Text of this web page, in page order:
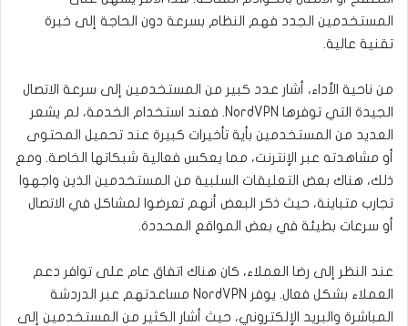
المستخدمين الجدد فهم النظام بسرعة دون الحاجة إلى خبرة
تقنية عالية.
من ناحية الأداء، أشار عدد كبير من المستخدمين إلى سرعة الاتصال
الجيدة التي توفرها NordVPN. فعند استخدام الخدمة، لم يشعر
العديد من المستخدمين بأية تأخيرات كبيرة عند تحميل المحتوى
أو مشاهدته عبر الإنترنت، مما يعكس فعالية شبكاتها الخاصة. ومع
ذلك، هناك بعض التعليقات السلبية من المستخدمين الذين واجهوا
تجارب متباينة، حيث ذكر البعض أنهم تعرضوا لمشاكل في الاتصال
أو سرعات بطيئة في بعض المواقع المحددة.
عند النظر إلى رضا العملاء، كان هناك اتفاق عام على توافر دعم
العملاء بشكل فعال. يوفر NordVPN مساعدتهم عبر الدردشة
المباشرة والبريد الإلكتروني، حيث أشار الكثير من المستخدمين إلى